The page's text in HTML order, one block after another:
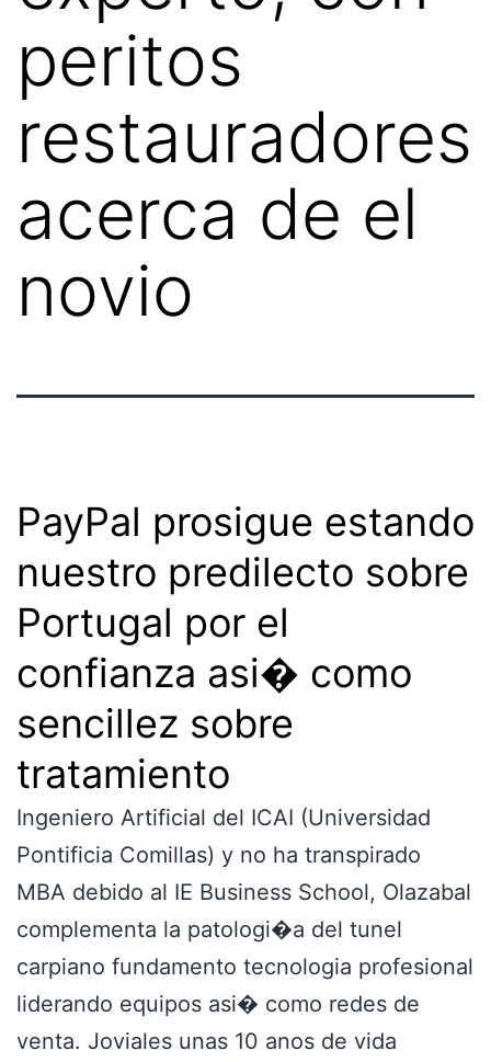
peritos
restauradores
acerca de el
novio
PayPal prosigue estando
nuestro predilecto sobre
Portugal por el
confianza asi� como
sencillez sobre
tratamiento
Ingeniero Artificial del ICAI (Universidad
Pontificia Comillas) y no ha transpirado
MBA debido al IE Business School, Olazabal
complementa la patologi�a del tunel
carpiano fundamento tecnologia profesional
liderando equipos asi� como redes de
venta. Joviales unas 10 anos de vida